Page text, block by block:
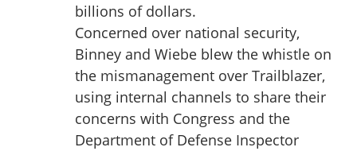
billions of dollars.
Concerned over national security,
Binney and Wiebe blew the whistle on
the mismanagement over Trailblazer,
using internal channels to share their
concerns with Congress and the
Department of Defense Inspector